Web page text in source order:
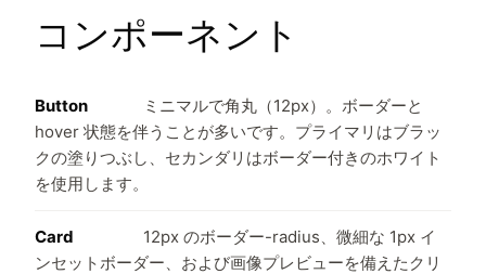
コンポーネント
Button
ミニマルで角丸（12px）。ボーダーと
hover 状態を伴うことが多いです。プライマリはブラッ
クの塗りつぶし、セカンダリはボーダー付きのホワイト
を使用します。
Card
12px のボーダー-radius、微細な 1px イ
ンセットボーダー、および画像プレビューを備えたクリ